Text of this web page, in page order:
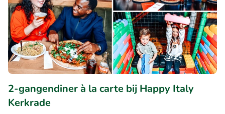
2-gangendiner à la carte bij Happy Italy
Kerkrade